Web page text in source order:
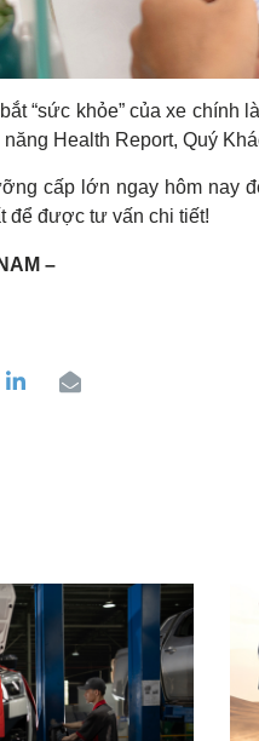
“sức khỏe” của xe chính
năng Health Report, Quý
cấp lớn ngay hôm nay
để được tư vấn chi tiết!
–